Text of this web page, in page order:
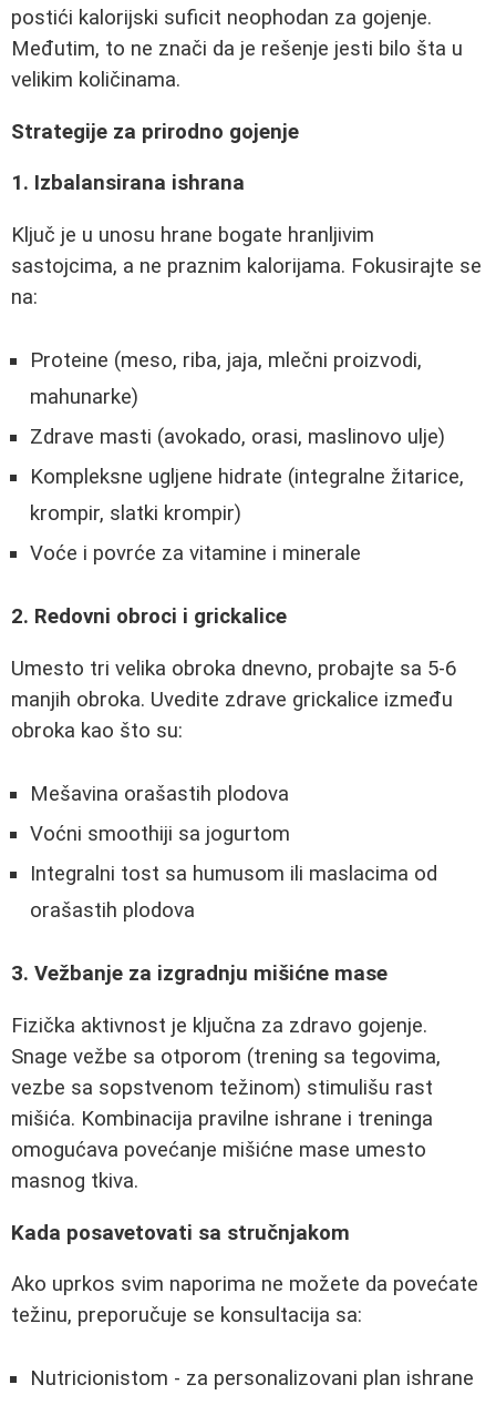
postići kalorijski suficit neophodan za gojenje.
Međutim, to ne znači da je rešenje jesti bilo šta u
velikim količinama.
Strategije za prirodno gojenje
1. Izbalansirana ishrana
Ključ je u unosu hrane bogate hranljivim
sastojcima, a ne praznim kalorijama. Fokusirajte se
na:
Proteine (meso, riba, jaja, mlečni proizvodi,
mahunarke)
Zdrave masti (avokado, orasi, maslinovo ulje)
Kompleksne ugljene hidrate (integralne žitarice,
krompir, slatki krompir)
Voće i povrće za vitamine i minerale
2. Redovni obroci i grickalice
Umesto tri velika obroka dnevno, probajte sa 5-6
manjih obroka. Uvedite zdrave grickalice između
obroka kao što su:
Mešavina orašastih plodova
Voćni smoothiji sa jogurtom
Integralni tost sa humusom ili maslacima od
orašastih plodova
3. Vežbanje za izgradnju mišićne mase
Fizička aktivnost je ključna za zdravo gojenje.
Snage vežbe sa otporom (trening sa tegovima,
vezbe sa sopstvenom težinom) stimulišu rast
mišića. Kombinacija pravilne ishrane i treninga
omogućava povećanje mišićne mase umesto
masnog tkiva.
Kada posavetovati sa stručnjakom
Ako uprkos svim naporima ne možete da povećate
težinu, preporučuje se konsultacija sa:
Nutricionistom - za personalizovani plan ishrane